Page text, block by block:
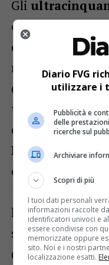
Gli
oltre un terzo
dipendenti, una
rispetto al 16,7%
(+37,1%) e gli
trainano la
occupati tra i 35
L’occupazione
comunitari
15.000 unità in
lunga il +4,2%
settore
(+13,2%) hanno
Diario FVG
utilizzare i
Pubblicità e
delle
ricerche sul
Archiviare
Scopri di più
I tuoi dati personali
informazioni raccolte
identificatori univoci e
essere condivise con
memorizzate oppure
sito. Noi e i nostri
localizzazione esatti.